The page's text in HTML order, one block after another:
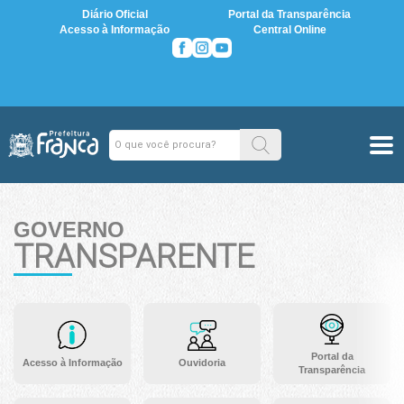
Diário Oficial
Portal da Transparência
Acesso à Informação
Central Online
GOVERNO
TRANSPARENTE
Acesso à Informação Ouvidoria
Portal da
Transparência